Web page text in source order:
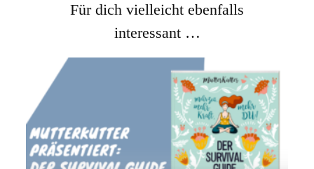
Für dich vielleicht ebenfalls
interessant …